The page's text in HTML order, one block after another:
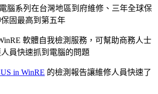
腦系列在台灣地區到府維修、三年全球保
固最高到第五年
軟體自我檢測服務，可幫助商務人士
員快速抓到電腦的問題
in WinRE 的檢測報告讓維修人員快速了